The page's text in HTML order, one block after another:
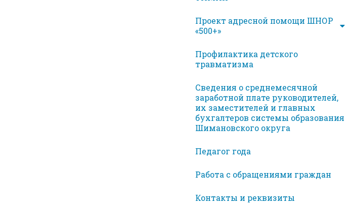
Проект адресной помощи ШНОР
«500+»
Профилактика детского
травматизма
Сведения о среднемесячной
заработной плате руководителей,
их заместителей и главных
бухгалтеров системы образования
Шимановского округа
Педагог года
Работа с обращениями граждан
Контакты и реквизиты